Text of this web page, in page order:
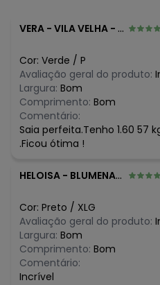
VERA - VILA VELHA - ES
Cor: Verde / P
Avaliação geral do produto:
Largura: Bom
Comprimento: Bom
Comentário:
Saia perfeita.Tenho 1.60 57
.Ficou ótima !
HELOISA - BLUMENAU - SC
Cor: Preto / XLG
Avaliação geral do produto:
Largura: Bom
Comprimento: Bom
Comentário:
Incrível